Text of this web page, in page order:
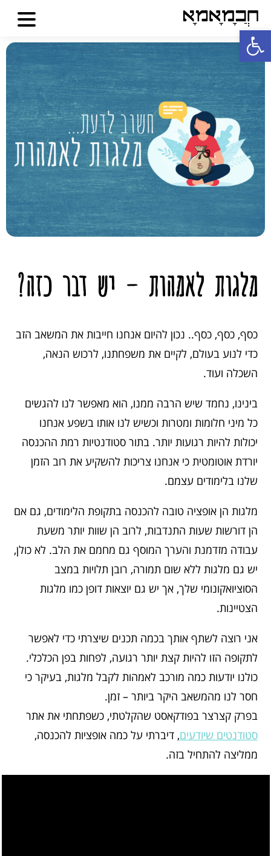
פתח סרגל נגישות
מלגות לאמהות – יש דבר כזה?
כסף, כסף, כסף.. נכון להיום אנחנו חייבות את המשאב הזב
כדי לנוע בעולם, לקיים את משפחתנו, לרכוש הנאה,
השכלה ועוד.
בינינו, נחמד שיש הרבה ממנו, הוא מאפשר לנו להגשים
כל מיני חלומות ומטרות וכשיש לנו אותו בשפע אנחנו
יכולות להיות רגועות יותר. בתור סטודנטיות רמת ההכנסה
יורדת אוטומטית כי אנחנו צריכות להשקיע את רוב הזמן
שלנו בלימודים עצמם.
מלגות הן אופציה טובה להכנסה בתקופת הלימודים, גם אם
הן דורשות שעות התנדבות, לרוב הן שוות יותר משעת
עבודה מזדמנת והערך המוסף גם מחמם את הלב. לא כולן,
יש גם מלגות ללא שום תמורה, רובן תלויות במצב
הסוציואקונומי שלך, אך יש גם יוצאות דופן כמו מלגות
הצטיינות.
אני רוצה לשתף אותך בכמה תכנים שיצרתי כדי לאפשר
לתקופה הזו להיות קצת יותר רגועה, לפחות בפן הכלכלי.
כולנו יודעות כמה מורכב לאמהות לקבל מלגות, בעיקר כי
חסר לנו מהמשאב היקר ביותר – זמן.
בפרק קצרצר בפודקאסט שהקלטתי, כשפתחתי את אתר
סטודנטים שיודעים, דיברתי על כמה אופציות להכנסה,
ממליצה להתחיל בזה.